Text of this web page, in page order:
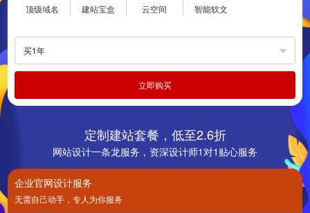
顶级域名
建站宝盒
云空间
智能软文
买1年
立即购买
定制建站套餐，低至2.6折
网站设计一条龙服务，资深设计师1对1贴心服务
企业官网设计服务
无需自己动手，专人为你服务